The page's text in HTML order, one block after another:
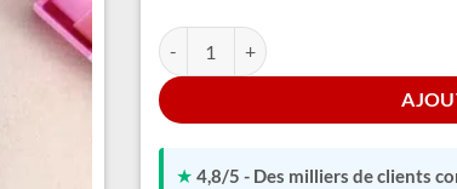
quantité de Gomme Stitch
Alternative:
★ 4,8/5 - Des milliers de clients